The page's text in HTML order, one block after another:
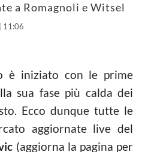
a Romagnoli e Witsel
11:06
è iniziato con le prime
sua fase più calda dei
Ecco dunque tutte le
aggiornate live del
(aggiorna la pagina per